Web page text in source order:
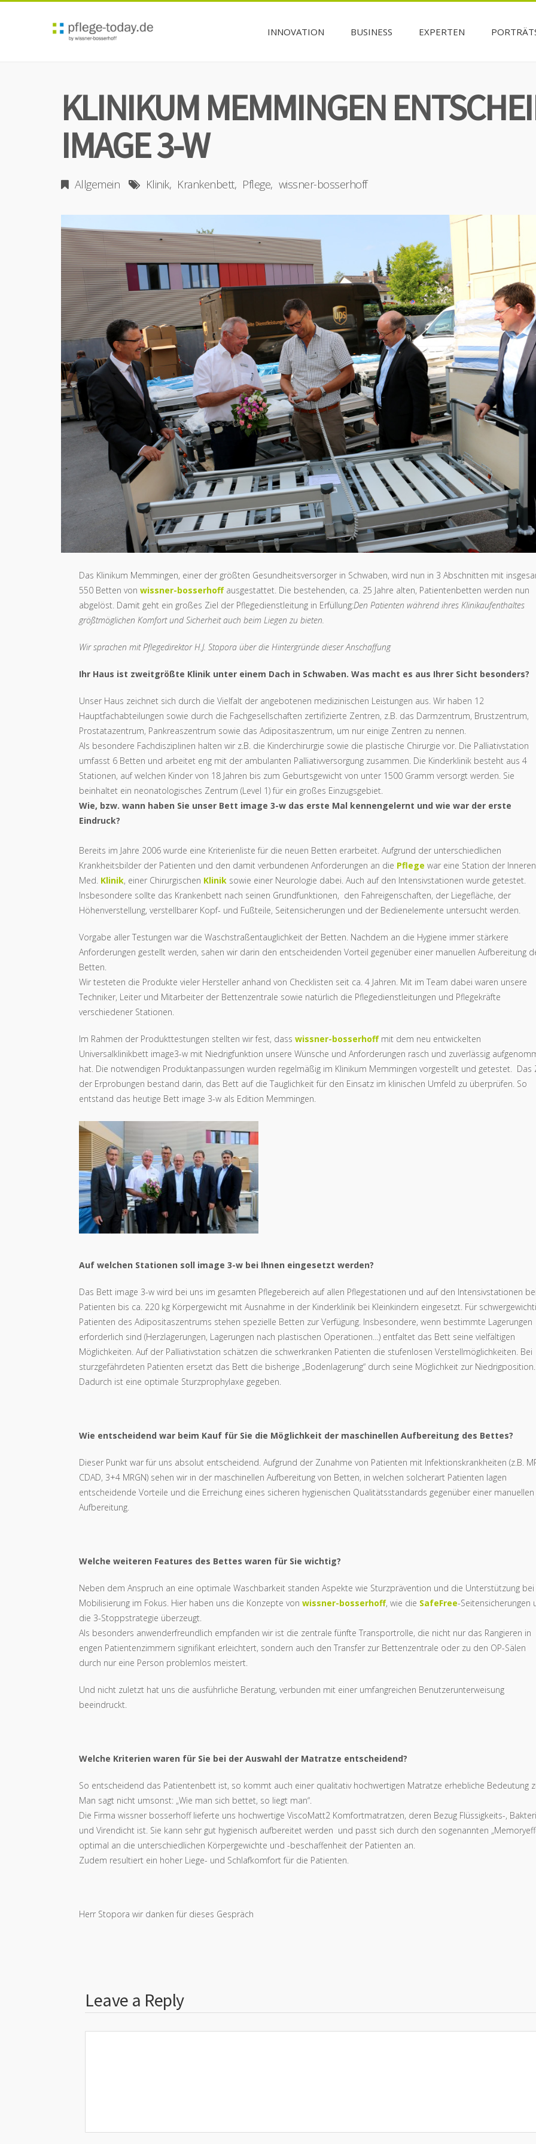
INNOVATION BUSINESS EXPERTEN
KLINIKUM MEMMINGEN
IMAGE 3-W
Allgemein Klinik Krankenbett Pflege wissner-bosserhoff
Das Klinikum Memmingen, einer der größten Gesundheitsversorger in Schwaben, wird nun in 3 Abschnitten mit
550 Betten von wissner-bosserhoffausgestattet. Die bestehenden, ca. 25 Jahre alten, Patientenbetten werden nun
abgelöst. Damit geht ein großes Ziel der Pflegedienstleitung in Erfüllung:Den Patienten während ihres Klinikaufenthaltes
größtmöglichen Komfort und Sicherheit auch beim Liegen zu bieten.
Wir sprachen mit Pflegedirektor H.J. Stopora über die Hintergründe dieser Anschaffung
Ihr Haus ist zweitgrößte Klinik unter einem Dach in Schwaben. Was macht es aus Ihrer Sicht besonders?
Unser Haus zeichnet sich durch die Vielfalt der angebotenen medizinischen Leistungen aus. Wir haben 12
Hauptfachabteilungen sowie durch die Fachgesellschaften zertifizierte Zentren, z.B. das Darmzentrum, Brustzentrum,
Prostatazentrum, Pankreaszentrum sowie das Adipositaszentrum, um nur einige Zentren zu nennen.
Als besondere Fachdisziplinen halten wir z.B. die Kinderchirurgie sowie die plastische Chirurgie vor. Die Palliativstation
umfasst 6 Betten und arbeitet eng mit der ambulanten Palliativversorgung zusammen. Die Kinderklinik besteht aus 4
Stationen, auf welchen Kinder von 18 Jahren bis zum Geburtsgewicht von unter 1500 Gramm versorgt werden. Sie
beinhaltet ein neonatologisches Zentrum (Level 1) für ein großes Einzugsgebiet.
Wie, bzw. wann haben Sie unser Bett image 3-w das erste Mal kennengelernt und wie war der erste
Eindruck?
Bereits im Jahre 2006 wurde eine Kriterienliste für die neuen Betten erarbeitet. Aufgrund der unterschiedlichen
Krankheitsbilder der Patienten und den damit verbundenen Anforderungen an die Pflege war eine Station der Inneren
Med. Klinik, einer Chirurgischen Klinik sowie einer Neurologie dabei. Auch auf den Intensivstationen wurde getestet.
Insbesondere sollte das Krankenbett nach seinen Grundfunktionen, den Fahreigenschaften, der Liegefläche, der
Höhenverstellung, verstellbarer Kopf- und Fußteile, Seitensicherungen und der Bedienelemente untersucht werden.
Vorgabe aller Testungen war die Waschstraßentauglichkeit der Betten. Nachdem an die Hygiene immer stärkere
Anforderungen gestellt werden, sahen wir darin den entscheidenden Vorteil gegenüber einer manuellen Aufbereitung
Betten.
Wir testeten die Produkte vieler Hersteller anhand von Checklisten seit ca. 4 Jahren. Mit im Team dabei waren unsere
Techniker, Leiter und Mitarbeiter der Bettenzentrale sowie natürlich die Pflegedienstleitungen und Pflegekräfte
verschiedener Stationen.
Im Rahmen der Produkttestungen stellten wir fest, dass wissner-bosserhoffmit dem neu entwickelten
Universalklinikbett image3-w mit Niedrigfunktion unsere Wünsche und Anforderungen rasch und zuverlässig
hat. Die notwendigen Produktanpassungen wurden regelmäßig im Klinikum Memmingen vorgestellt und getestet. Das
der Erprobungen bestand darin, das Bett auf die Tauglichkeit für den Einsatz im klinischen Umfeld zu überprüfen. So
entstand das heutige Bett image 3-w als Edition Memmingen.
Auf welchen Stationen soll image 3-w bei Ihnen eingesetzt werden?
Das Bett image 3-w wird bei uns im gesamten Pflegebereich auf allen Pflegestationen und auf den Intensivstationen bei
Patienten bis ca. 220 kg Körpergewicht mit Ausnahme in der Kinderklinik bei Kleinkindern eingesetzt. Für
Patienten des Adipositaszentrums stehen spezielle Betten zur Verfügung. Insbesondere, wenn bestimmte Lagerungen
erforderlich sind (Herzlagerungen, Lagerungen nach plastischen Operationen…) entfaltet das Bett seine vielfältigen
Möglichkeiten. Auf der Palliativstation schätzen die schwerkranken Patienten die stufenlosen Verstellmöglichkeiten. Bei
sturzgefährdeten Patienten ersetzt das Bett die bisherige „Bodenlagerung“ durch seine Möglichkeit zur Niedrigposition.
Dadurch ist eine optimale Sturzprophylaxe gegeben.
Wie entscheidend war beim Kauf für Sie die Möglichkeit der maschinellen Aufbereitung des Bettes?
Dieser Punkt war für uns absolut entscheidend. Aufgrund der Zunahme von Patienten mit Infektionskrankheiten (z.B.
CDAD, 3+4 MRGN) sehen wir in der maschinellen Aufbereitung von Betten, in welchen solcherart Patienten lagen
entscheidende Vorteile und die Erreichung eines sicheren hygienischen Qualitätsstandards gegenüber einer manuellen
Aufbereitung.
Welche weiteren Features des Bettes waren für Sie wichtig?
Neben dem Anspruch an eine optimale Waschbarkeit standen Aspekte wie Sturzprävention und die Unterstützung
Mobilisierung im Fokus. Hier haben uns die Konzepte von wissner-bosserhoff, wie die SafeFree-Seitensicherungen
die 3-Stoppstrategie überzeugt.
Als besonders anwenderfreundlich empfanden wir ist die zentrale fünfte Transportrolle, die nicht nur das Rangieren in
engen Patientenzimmern signifikant erleichtert, sondern auch den Transfer zur Bettenzentrale oder zu den OP-Sälen
durch nur eine Person problemlos meistert.
Und nicht zuletzt hat uns die ausführliche Beratung, verbunden mit einer umfangreichen Benutzerunterweisung
beeindruckt.
Welche Kriterien waren für Sie bei der Auswahl der Matratze entscheidend?
So entscheidend das Patientenbett ist, so kommt auch einer qualitativ hochwertigen Matratze erhebliche Bedeutung
Man sagt nicht umsonst: „Wie man sich bettet, so liegt man“.
Die Firma wissner bosserhoff lieferte uns hochwertige ViscoMatt2 Komfortmatratzen, deren Bezug Flüssigkeits-,
und Virendicht ist. Sie kann sehr gut hygienisch aufbereitet werden und passt sich durch den sogenannten
optimal an die unterschiedlichen Körpergewichte und -beschaffenheit der Patienten an.
Zudem resultiert ein hoher Liege- und Schlafkomfort für die Patienten.
Herr Stopora wir danken für dieses Gespräch
Leave a Reply